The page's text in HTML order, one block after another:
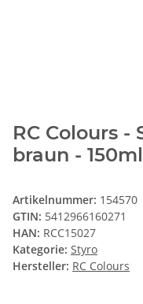
RC Colours -
braun - 150ml
Artikelnummer: 154570
GTIN: 5412966160271
HAN: RCC15027
Kategorie: Styro
Hersteller: RC Colours